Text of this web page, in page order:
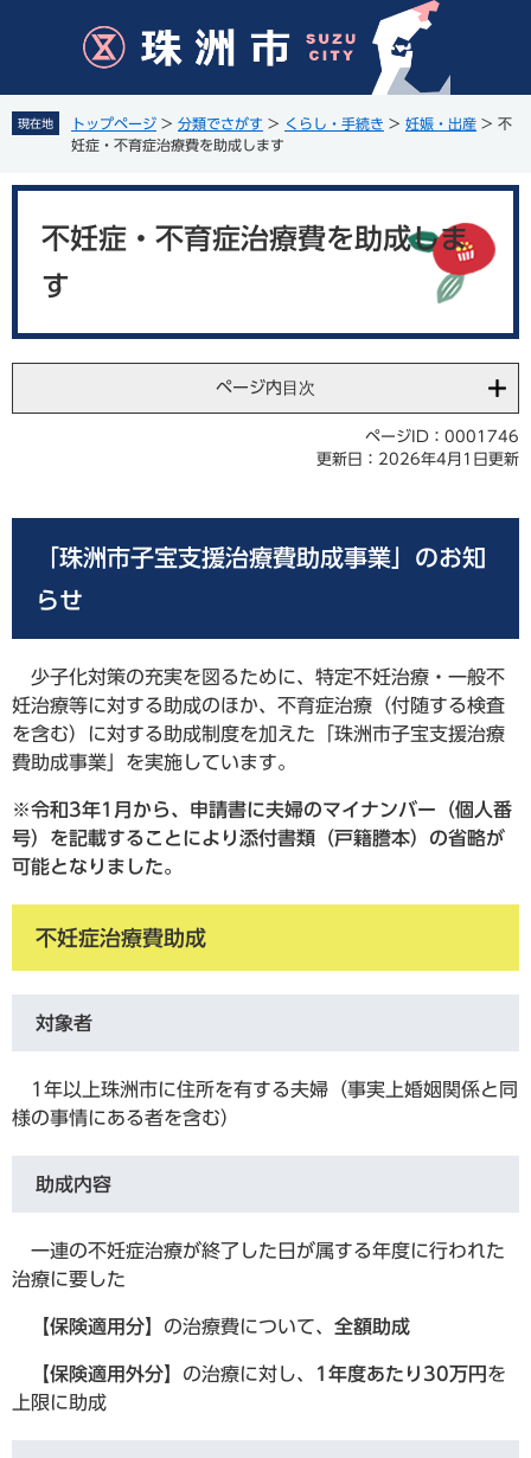
先
頭
す
を
飛
し
現在地 トップページ > 分類でさがす > くらし・手続き > 妊娠・出産 > 不
妊症・不育症治療費を助成します
不妊症・不育症治療費を助成しま
す
ページ内目次
ページID：0001746
更新日：2026年4月1日更新
「珠洲市子宝支援治療費助成事業」のお知
らせ
少子化対策の充実を図るために、特定不妊治療・一般不
妊治療等に対する助成のほか、不育症治療（付随する検査
を含む）に対する助成制度を加えた「珠洲市子宝支援治療
費助成事業」を実施しています。
※令和3年1月から、申請書に夫婦のマイナンバー（個人番
号）を記載することにより添付書類（戸籍謄本）の省略が
可能となりました。
不妊症治療費助成
対象者
1年以上珠洲市に住所を有する夫婦（事実上婚姻関係と同
様の事情にある者を含む）
助成内容
一連の不妊症治療が終了した日が属する年度に行われた
治療に要した
【保険適用分】 の治療費について、 全額助成
【保険適用外分】 の治療に対し、 1年度あたり30万円を
上限に助成